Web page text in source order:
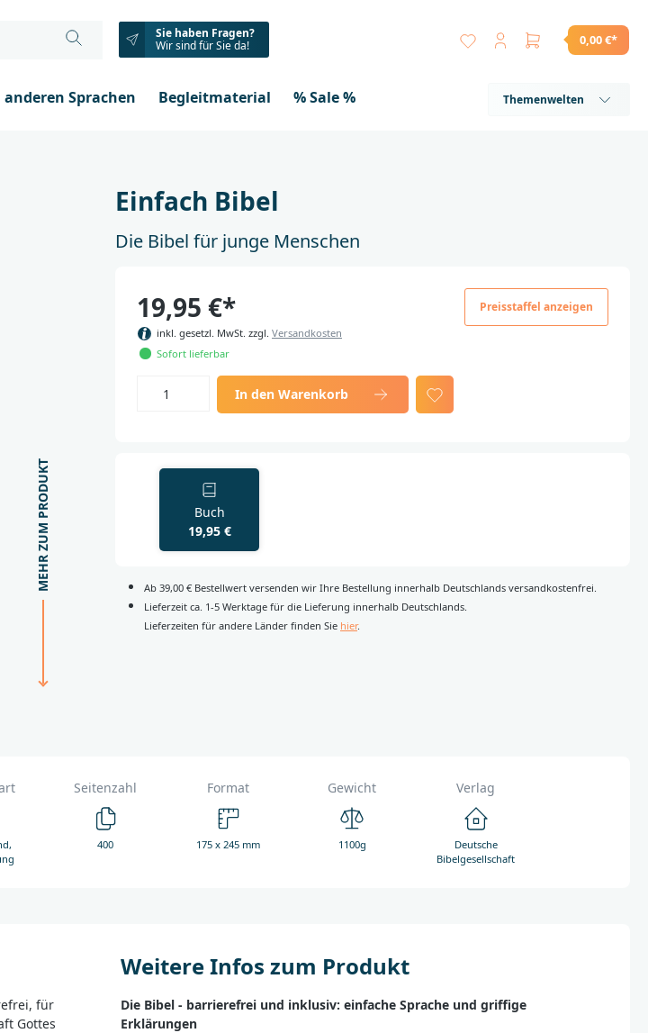
Sie haben Fragen?
Wir sind für Sie da!
0,00 €*
Sprachen Begleitmaterial % Sale % Themenwelten
MEHR ZUM PRODUKT
Einfach Bibel
Die Bibel für junge Menschen
19,95 €* Preisstaffel anzeigen
inkl. gesetzl. MwSt. zzgl. Versandkosten
Sofort lieferbar
In den Warenkorb
Buch
19,95 €
Ab 39,00 € Bestellwert versenden wir Ihre Bestellung innerhalb Deutschlands versandkostenfrei.
Lieferzeit ca. 1-5 Werktage für die Lieferung innerhalb Deutschlands.
Lieferzeiten für andere Länder finden Sie hier.
Seitenzahl
400
Format
175 x 245 mm
Gewicht
1100g
Verlag
Deutsche
Bibelgesellschaft
für
Gottes
Weitere Infos zum Produkt
Die Bibel - barrierefrei und inklusiv: einfache Sprache und griffige
Erklärungen